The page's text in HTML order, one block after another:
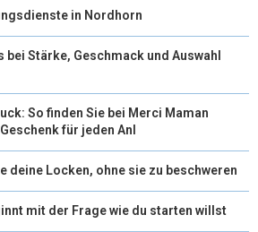
in Nordhorn
bei Stärke, Geschmack und Auswahl
So finden Sie bei Merci Maman
für jeden Anl
deine Locken, ohne sie zu beschweren
mit der Frage wie du starten willst